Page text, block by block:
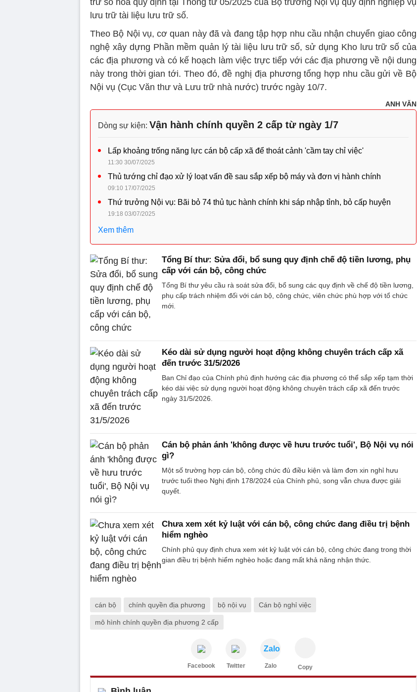
trữ số hóa quy định tại Thông tư 05/2025 của Bộ trưởng Nội vụ quy định nghiệp vụ
lưu trữ tài liệu lưu trữ số.
Theo Bộ Nội vụ, cơ quan này đã và đang tập hợp nhu cầu nhận chuyển giao công
nghệ xây dựng Phần mềm quản lý tài liệu lưu trữ số, sử dụng Kho lưu trữ số của
các địa phương và có kế hoạch làm việc trực tiếp với các địa phương về nội dung
này trong thời gian tới. Theo đó, đề nghị địa phương tổng hợp nhu cầu gửi về Bộ
Nội vụ (Cục Văn thư và Lưu trữ nhà nước) trước ngày 10/7.
ANH VĂN
Dòng sự kiện: Vận hành chính quyền 2 cấp từ ngày 1/7
Lấp khoảng trống năng lực cán bộ cấp xã để thoát cảnh 'cầm tay chỉ việc'
11:30 30/07/2025
Thủ tướng chỉ đạo xử lý loạt vấn đề sau sắp xếp bộ máy và đơn vị hành chính
09:10 17/07/2025
Thứ trưởng Nội vụ: Bãi bỏ 74 thủ tục hành chính khi sáp nhập tỉnh, bỏ cấp huyện
19:18 03/07/2025
Xem thêm
Tổng Bí thư: Sửa đổi, bổ sung quy định chế độ tiền lương, phụ
cấp với cán bộ, công chức
Tổng Bí thư yêu cầu rà soát sửa đổi, bổ sung các quy định về chế độ tiền lương,
phụ cấp trách nhiệm đối với cán bộ, công chức, viên chức phù hợp với tổ chức
mới.
Kéo dài sử dụng người hoạt động không chuyên trách cấp xã
đến trước 31/5/2026
Ban Chỉ đạo của Chính phủ định hướng các địa phương có thể sắp xếp tạm thời
kéo dài việc sử dụng người hoạt động không chuyên trách cấp xã đến trước
ngày 31/5/2026.
Cán bộ phản ánh 'không được về hưu trước tuổi', Bộ Nội vụ nói
gì?
Một số trường hợp cán bộ, công chức đủ điều kiện và làm đơn xin nghỉ hưu
trước tuổi theo Nghị định 178/2024 của Chính phủ, song vẫn chưa được giải
quyết.
Chưa xem xét kỷ luật với cán bộ, công chức đang điều trị bệnh
hiểm nghèo
Chính phủ quy định chưa xem xét kỷ luật với cán bộ, công chức đang trong thời
gian điều trị bệnh hiểm nghèo hoặc đang mất khả năng nhận thức.
cán bộ chính quyền địa phương bộ nội vụ Cán bộ nghỉ việc
mô hình chính quyền địa phương 2 cấp
Facebook Twitter
Zalo
Zalo Copy